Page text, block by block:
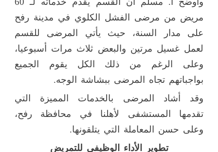
مريض من مرضى الفشل الكلوي في مدينة رفح
على مدار السنة، حيث يأتي المرضى للقسم
لعمل غسيل مرتين والبعض ثلاث مرات أسبوعيا،
وعلى الرغم من ذلك الكل يقوم الجميع
بواجباتهم تجاه المرضى ببشاشة الوجه.
وقد أشاد المرضى بالخدمات المميزة التي
تقدمها المستشفى لأهلنا في محافظة رفح،
وعلى حسن المعاملة التي يتلقونها.
تطوير الأداء الوظيفي للتمريض